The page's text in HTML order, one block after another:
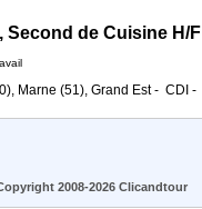
Second de Cuisine H/F
Marne (51), Grand Est- CDI -
2008-2026 Clicandtour